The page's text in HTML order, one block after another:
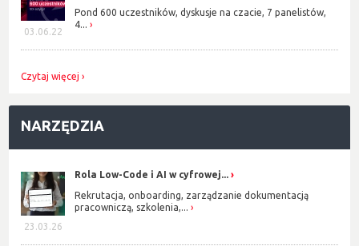
03.06.22
Pond 600 uczestników, dyskusje na czacie, 7 panelistów,
4...
Czytaj więcej
NARZĘDZIA
23.03.26
Rola Low-Code i AI w cyfrowej...
Rekrutacja, onboarding, zarządzanie dokumentacją
pracowniczą, szkolenia,...